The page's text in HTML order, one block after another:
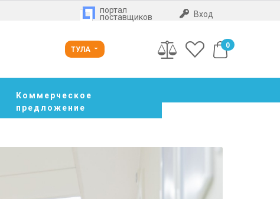
портал
поставщиков Вход
ТУЛА 0
Коммерческое
предложение